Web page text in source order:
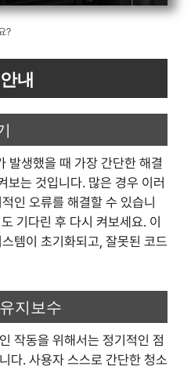
?
내
발생했을 때 가장 간단한 해결
보는 것입니다. 많은 경우 이러
인 오류를 해결할 수 있습니
기다린 후 다시 켜보세요. 이
템이 초기화되고, 잘못된 코드
지보수
작동을 위해서는 정기적인 점
다. 사용자 스스로 간단한 청소